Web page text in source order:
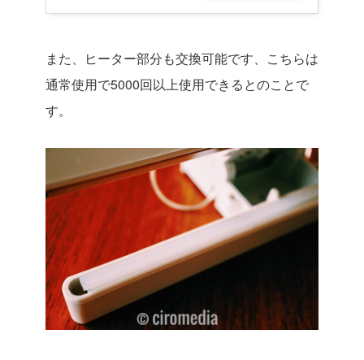
また、ヒーター部分も交換可能です、こちらは
通常使用で5000回以上使用できるとのことで
す。